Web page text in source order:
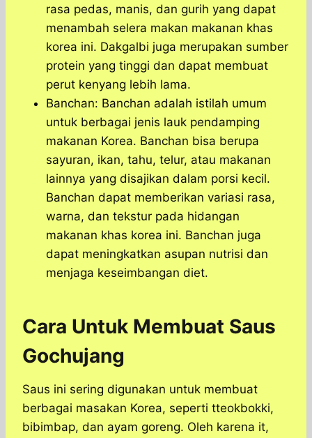
rasa pedas, manis, dan gurih yang dapat
menambah selera makan makanan khas
korea ini. Dakgalbi juga merupakan sumber
protein yang tinggi dan dapat membuat
perut kenyang lebih lama.
Banchan: Banchan adalah istilah umum
untuk berbagai jenis lauk pendamping
makanan Korea. Banchan bisa berupa
sayuran, ikan, tahu, telur, atau makanan
lainnya yang disajikan dalam porsi kecil.
Banchan dapat memberikan variasi rasa,
warna, dan tekstur pada hidangan
makanan khas korea ini. Banchan juga
dapat meningkatkan asupan nutrisi dan
menjaga keseimbangan diet.
Cara Untuk Membuat Saus
Gochujang
Saus ini sering digunakan untuk membuat
berbagai masakan Korea, seperti tteokbokki,
bibimbap, dan ayam goreng. Oleh karena it,